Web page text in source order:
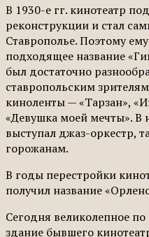
В 1930-е гг. кинотеатр
реконструкции и стал
Ставрополье. Поэтому
подходящее название
был достаточно
ставропольским
киноленты — «Тарзан»,
«Девушка моей мечты». В
выступал джаз-оркестр,
горожанам.
В годы перестройки
получил название
Сегодня великолепное по
здание бывшего